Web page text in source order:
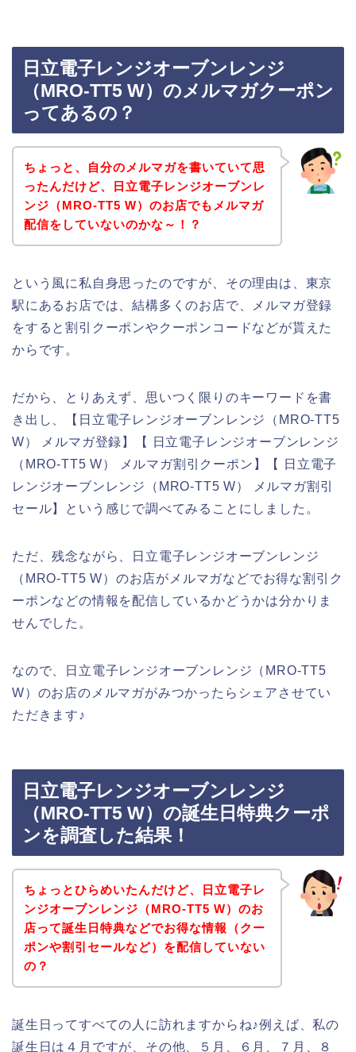
日立電子レンジオーブンレンジ
（MRO-TT5 W）のメルマガクーポン
ってあるの？
ちょっと、自分のメルマガを書いていて思
ったんだけど、日立電子レンジオーブンレ
ンジ（MRO-TT5 W）のお店でもメルマガ
配信をしていないのかな～！？
という風に私自身思ったのですが、その理由は、東京
駅にあるお店では、結構多くのお店で、メルマガ登録
をすると割引クーポンやクーポンコードなどが貰えた
からです。
だから、とりあえず、思いつく限りのキーワードを書
き出し、【日立電子レンジオーブンレンジ（MRO-TT5
W） メルマガ登録】【 日立電子レンジオーブンレンジ
（MRO-TT5 W） メルマガ割引クーポン】【 日立電子
レンジオーブンレンジ（MRO-TT5 W） メルマガ割引
セール】という感じで調べてみることにしました。
ただ、残念ながら、日立電子レンジオーブンレンジ
（MRO-TT5 W）のお店がメルマガなどでお得な割引ク
ーポンなどの情報を配信しているかどうかは分かりま
せんでした。
なので、日立電子レンジオーブンレンジ（MRO-TT5
W）のお店のメルマガがみつかったらシェアさせてい
ただきます♪
日立電子レンジオーブンレンジ
（MRO-TT5 W）の誕生日特典クーポ
ンを調査した結果！
ちょっとひらめいたんだけど、日立電子レ
ンジオーブンレンジ（MRO-TT5 W）のお
店って誕生日特典などでお得な情報（クー
ポンや割引セールなど）を配信していない
の？
誕生日ってすべての人に訪れますからね♪例えば、私の
誕生日は４月ですが、その他、５月、６月、７月、８